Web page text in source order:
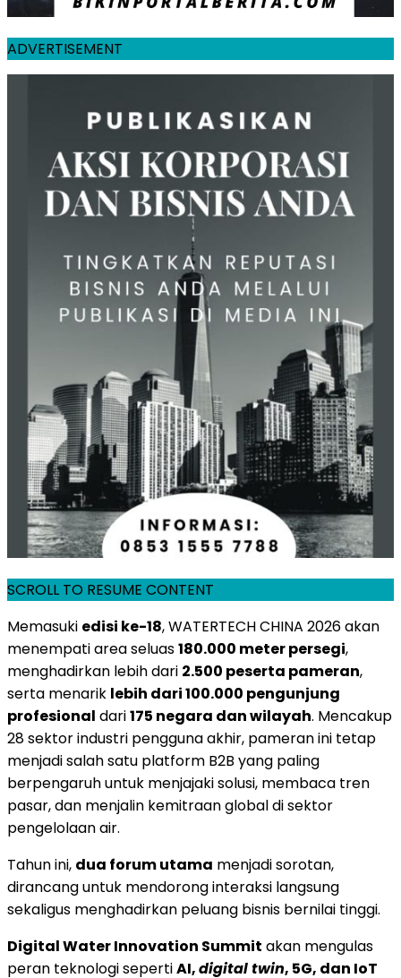
ADVERTISEMENT
SCROLL TO RESUME CONTENT
Memasuki edisi ke-18, WATERTECH CHINA 2026 akan
menempati area seluas180.000 meter persegi,
menghadirkan lebih dari 2.500 peserta pameran,
serta menarik lebih dari 100.000 pengunjung
profesional dari175 negara dan wilayah. Mencakup
28 sektor industri pengguna akhir, pameran ini tetap
menjadi salah satu platform B2B yang paling
berpengaruh untuk menjajaki solusi, membaca tren
pasar, dan menjalin kemitraan global di sektor
pengelolaan air.
Tahun ini, dua forum utama menjadi sorotan,
dirancang untuk mendorong interaksi langsung
sekaligus menghadirkan peluang bisnis bernilai tinggi.
Digital Water Innovation Summit akan mengulas
peran teknologi sepertiAI,digital twin, 5G, dan IoT